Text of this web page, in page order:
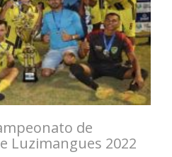
de
Luzimangues 2022